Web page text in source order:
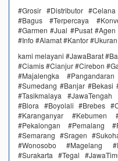
#Grosir #Distributor
#Bagus #Terpercaya
#Garmen #Jual #Pusat
#Info #Alamat #Kantor #Ukuran
kami melayani #JawaBarat
#Ciamis #Cianjur #Cirebon
#Majalengka
#Sumedang #Banjar #Bekasi
#Tasikmalaya
#Blora #Boyolali #Brebes
#Karanganyar #Kebumen
#Pekalongan #Pemalang
#Semarang #Sragen
#Wonosobo #Magelang
#Surakarta #Tegal